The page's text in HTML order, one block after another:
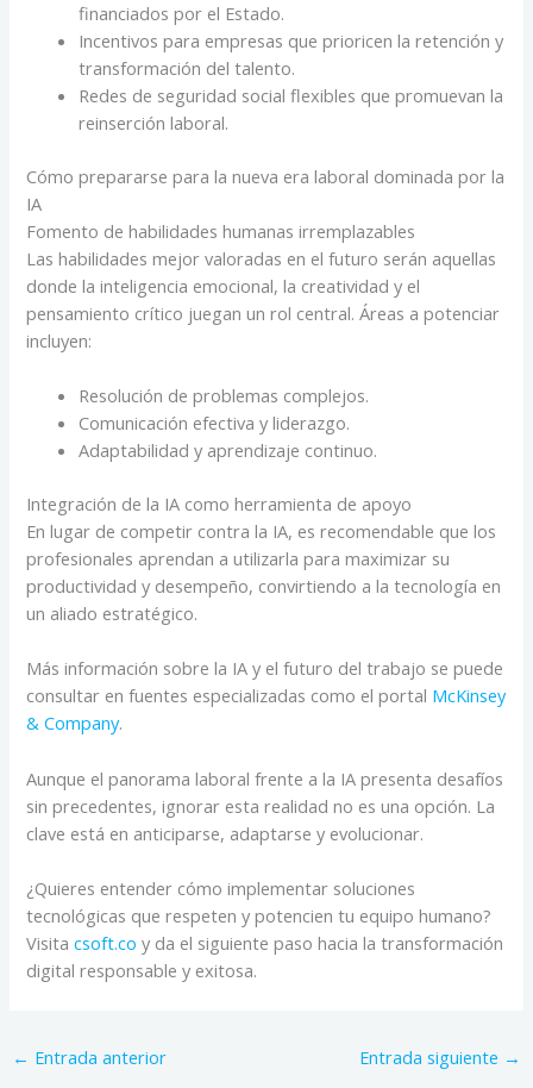
financiados por el Estado.
Incentivos para empresas que prioricen la retención y
transformación del talento.
Redes de seguridad social flexibles que promuevan la
reinserción laboral.
Cómo prepararse para la nueva era laboral dominada por la
IA
Fomento de habilidades humanas irremplazables
Las habilidades mejor valoradas en el futuro serán aquellas
donde la inteligencia emocional, la creatividad y el
pensamiento crítico juegan un rol central. Áreas a potenciar
incluyen:
Resolución de problemas complejos.
Comunicación efectiva y liderazgo.
Adaptabilidad y aprendizaje continuo.
Integración de la IA como herramienta de apoyo
En lugar de competir contra la IA, es recomendable que los
profesionales aprendan a utilizarla para maximizar su
productividad y desempeño, convirtiendo a la tecnología en
un aliado estratégico.
Más información sobre la IA y el futuro del trabajo se puede
consultar en fuentes especializadas como el portal McKinsey
& Company.
Aunque el panorama laboral frente a la IA presenta desafíos
sin precedentes, ignorar esta realidad no es una opción. La
clave está en anticiparse, adaptarse y evolucionar.
¿Quieres entender cómo implementar soluciones
tecnológicas que respeten y potencien tu equipo humano?
Visitacsoft.co y da el siguiente paso hacia la transformación
digital responsable y exitosa.
← Entrada anterior Entrada siguiente →